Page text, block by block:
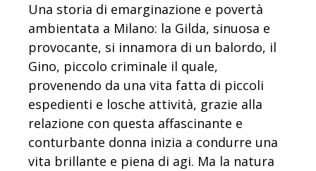
Una storia di emarginazione e povertà
ambientata a Milano: la Gilda, sinuosa e
provocante, si innamora di un balordo, il
Gino, piccolo criminale il quale,
provenendo da una vita fatta di piccoli
espedienti e losche attività, grazie alla
relazione con questa affascinante e
conturbante donna inizia a condurre una
vita brillante e piena di agi. Ma la natura